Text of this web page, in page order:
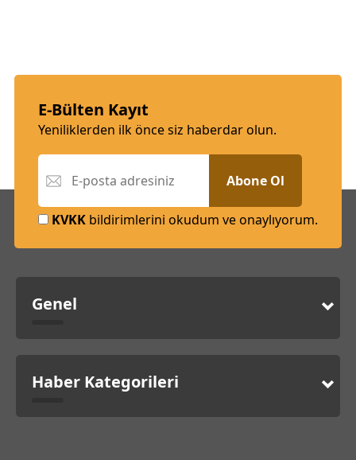
E-Bülten Kayıt
Yeniliklerden ilk önce siz haberdar olun.
Abone Ol
KVKK bildirimlerini okudum ve onaylıyorum.
Genel
Haber Kategorileri